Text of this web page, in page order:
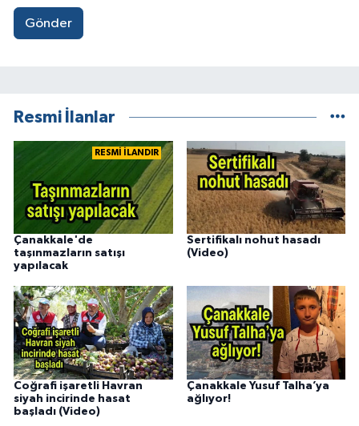
Gönder
Resmi İlanlar
RESMİ İLANDIR
Çanakkale'de
taşınmazların satışı
yapılacak
Sertifikalı nohut hasadı
(Video)
Coğrafi işaretli Havran
siyah incirinde hasat
başladı (Video)
Çanakkale Yusuf Talha’ya
ağlıyor!